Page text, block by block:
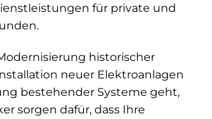
für private und
historischer
neuer Elektroanlagen
bestehender Systeme geht,
sorgen dafür, dass Ihre